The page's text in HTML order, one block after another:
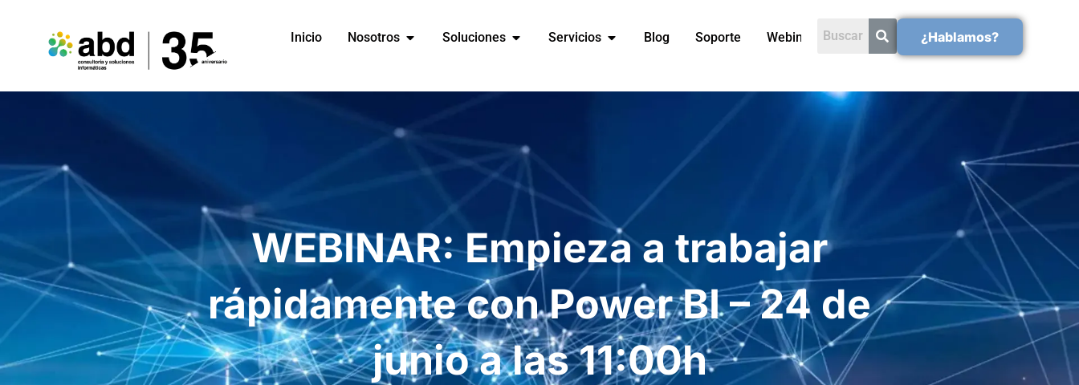
Inicio Nosotros Soluciones Servicios Blog Soporte Webinars ¿Hablamos?
WEBINAR: Empieza a trabajar
rápidamente con Power BI – 24 de
junio a las 11:00h